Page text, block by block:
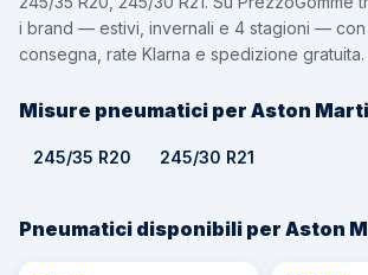
i brand — estivi, invernali e 4 stagioni — con
consegna, rate Klarna e spedizione gratuita.
Misure pneumatici per Aston
245/35 R20 245/30 R21
Pneumatici disponibili per Aston